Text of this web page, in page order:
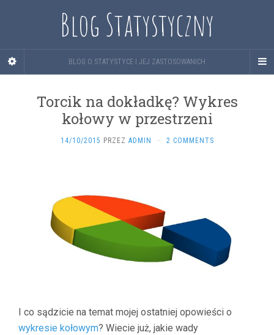
Blog Statystyczny
BLOG O STATYSTYCE I JEJ ZASTOSOWANICH
Torcik na dokładkę? Wykres
kołowy w przestrzeni
14/10/2015 PRZEZ ADMIN · 2 COMMENTS
I co sądzicie na temat mojej ostatniej opowieści o
wykresie kołowym? Wiecie już, jakie wady